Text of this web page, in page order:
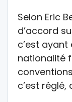
Selon Eric
d’accord
c’est
nationalité
c’est réglé,